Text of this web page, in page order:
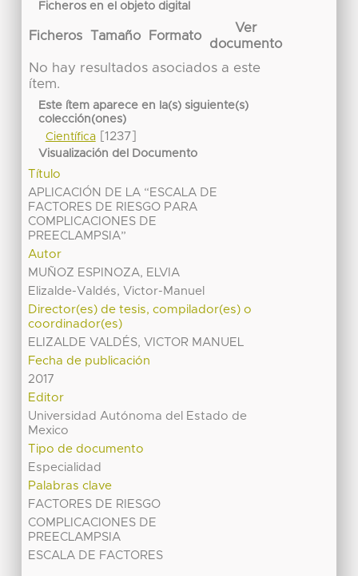
Ficheros en el objeto digital
Ficheros Tamaño Formato
Ver
documento
No hay resultados asociados a este
ítem.
Este ítem aparece en la(s) siguiente(s)
colección(ones)
Científica[1237]
Visualización del Documento
Título
APLICACIÓN DE LA “ESCALA DE
FACTORES DE RIESGO PARA
COMPLICACIONES DE
PREECLAMPSIA”
Autor
MUÑOZ ESPINOZA, ELVIA
Elizalde-Valdés, Victor-Manuel
Director(es) de tesis, compilador(es) o
coordinador(es)
ELIZALDE VALDÉS, VICTOR MANUEL
Fecha de publicación
2017
Editor
Universidad Autónoma del Estado de
Mexico
Tipo de documento
Especialidad
Palabras clave
FACTORES DE RIESGO
COMPLICACIONES DE
PREECLAMPSIA
ESCALA DE FACTORES